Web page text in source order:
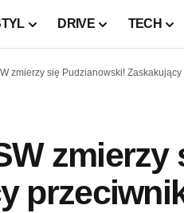
DRIVE TECH
zmierzy się Pudzianowski!